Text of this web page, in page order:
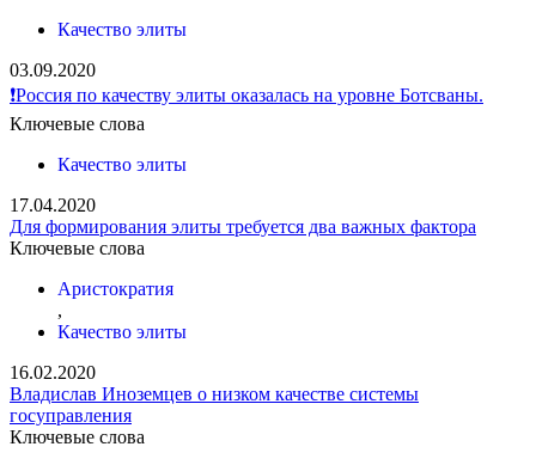
Качество элиты
03.09.2020
❗️Россия по качеству элиты оказалась на уровне Ботсваны.
Ключевые слова
Качество элиты
17.04.2020
Для формирования элиты требуется два важных фактора
Ключевые слова
Аристократия
,
Качество элиты
16.02.2020
Владислав Иноземцев о низком качестве системы
госуправления
Ключевые слова